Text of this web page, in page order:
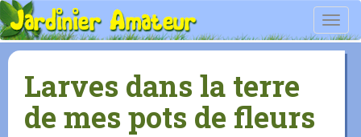
Larves dans la terre
de mes pots de fleurs